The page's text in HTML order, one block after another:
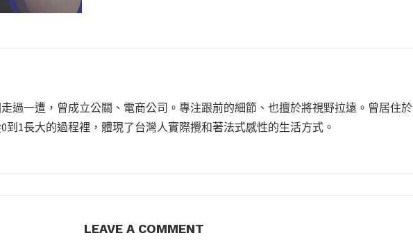
過一遭，曾成立公關、電商公司。專注跟前的細節、也擅於將視野拉遠。曾居住於
到1長大的過程裡，體現了台灣人實際攪和著法式感性的生活方式。
LEAVE A COMMENT